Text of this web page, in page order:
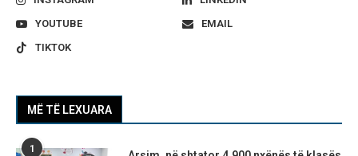
YOUTUBE
EMAIL
TIKTOK
MË TË LEXUARA
1